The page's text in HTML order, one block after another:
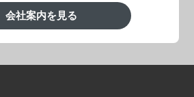
会社案内を見る